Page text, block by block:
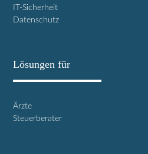
IT-Sicherheit
Datenschutz
Lösungen für
Ärzte
Steuerberater